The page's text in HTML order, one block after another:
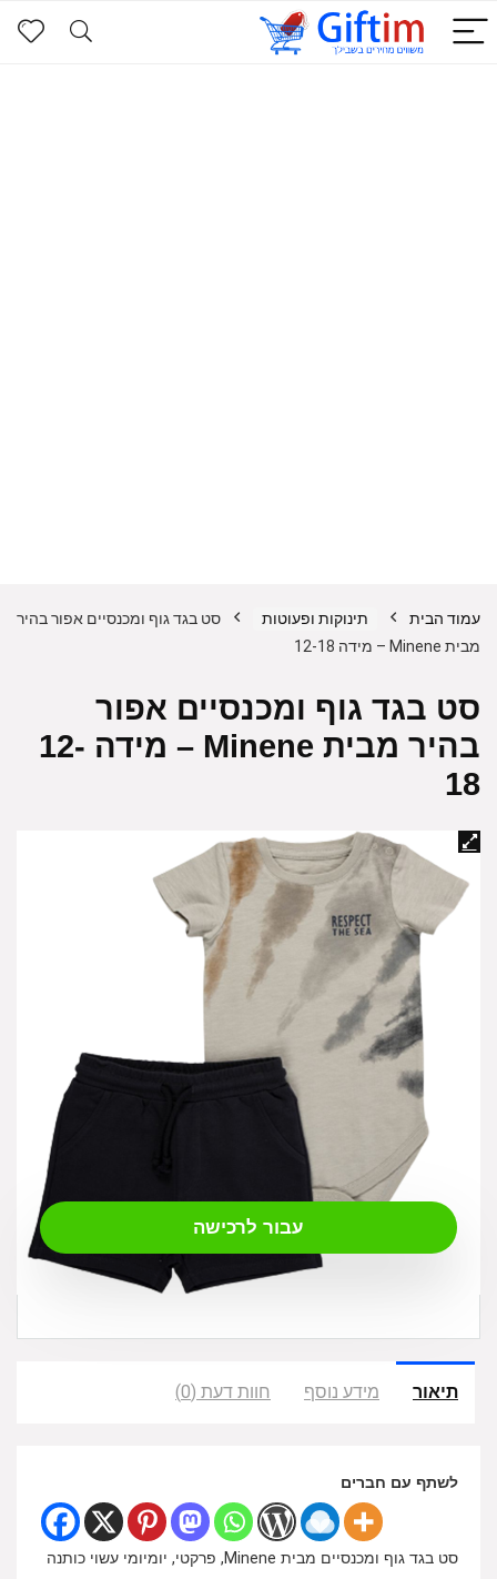
עמוד הבית תינוקות ופעוטות
סט בגד גוף ומכנסיים אפור בהיר
מבית Minene – מידה 12-18
סט בגד גוף ומכנסיים אפור
בהיר מבית Minene – מידה 12-
18
₪79.00
עבור לרכישה
תיאור מידע נוסף חוות דעת (0)
לשתף עם חברים
סט בגד גוף ומכנסיים מבית Minene, פרקטי, יומיומי עשוי כותנה